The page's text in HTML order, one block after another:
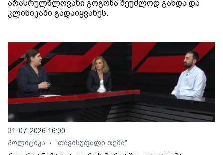
არასრულწლოვანი გოგონა შეუძლოდ გახდა და
კლინიკაში გადაიყვანეს.
31-07-2026 16:00
პოლიტიკა
• "თავისუფალი თემა"